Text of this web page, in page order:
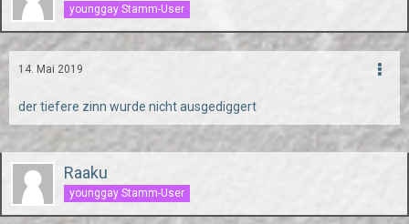
younggay Stamm-User
14. Mai 2019
der tiefere zinn wurde nicht ausgediggert
Raaku
younggay Stamm-User